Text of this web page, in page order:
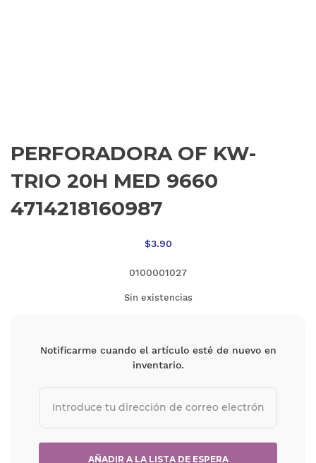
PERFORADORA OF KW-
TRIO 20H MED 9660
4714218160987
$3.90
0100001027
Sin existencias
Notificarme cuando el artículo esté de nuevo en
inventario.